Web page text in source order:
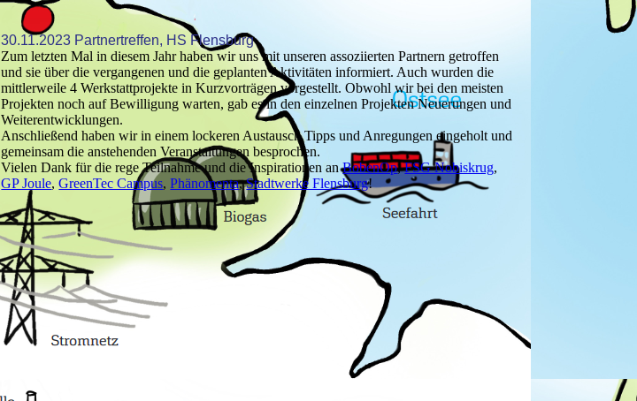
30.11.2023 Partnertreffen, HS Flensburg
Zum letzten Mal in diesem Jahr haben wir uns mit unseren assoziierten Partnern getroffen
und sie über die vergangenen und die geplanten Aktivitäten informiert. Auch wurden die
mittlerweile 4 Werkstattprojekte in Kurzvorträgen vorgestellt. Obwohl wir bei den meisten
Projekten noch auf Bewilligung warten, gab es in den einzelnen Projekten Neuerungen und
Weiterentwicklungen.
Anschließend haben wir in einem lockeren Austausch Tipps und Anregungen eingeholt und
gemeinsam die anstehenden Veranstaltungen besprochen.
Vielen Dank für die rege Teilnahme und die Inspirationen anBobenOp,FSG Nobiskrug,
GP Joule,GreenTec Campus,Phänomenta,Stadtwerke Flensburg!